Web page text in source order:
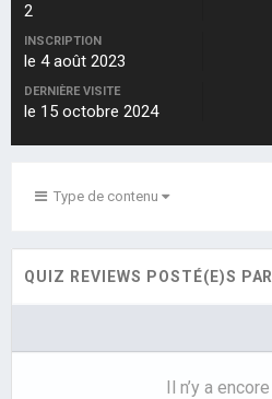
2
INSCRIPTION
le 4 août 2023
DERNIÈRE VISITE
le 15 octobre 2024
Type de contenu
QUIZ REVIEWS POSTÉ(E)S
Il n’y a